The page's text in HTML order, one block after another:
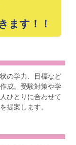
ます！！
の学力、目標など
成。受験対策や学
ひとりに合わせて
提案します。